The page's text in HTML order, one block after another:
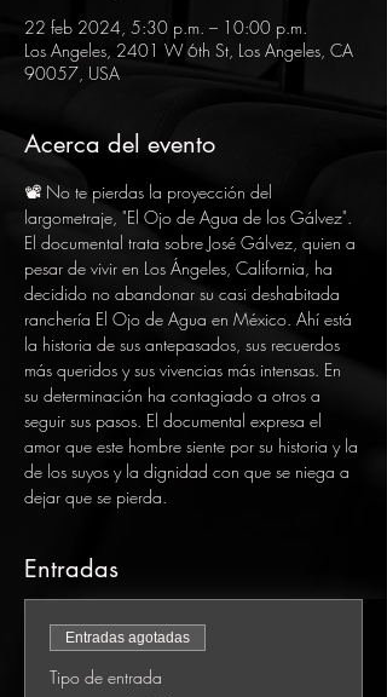
22 feb 2024, 5:30 p.m. – 10:00 p.m.
Los Angeles, 2401 W 6th St, Los Angeles, CA
90057, USA
Acerca del evento
📽️ No te pierdas la proyección del
largometraje, "El Ojo de Agua de los Gálvez".
El documental trata sobre José Gálvez, quien a
pesar de vivir en Los Ángeles, California, ha
decidido no abandonar su casi deshabitada
ranchería El Ojo de Agua en México. Ahí está
la historia de sus antepasados, sus recuerdos
más queridos y sus vivencias más intensas. En
su determinación ha contagiado a otros a
seguir sus pasos. El documental expresa el
amor que este hombre siente por su historia y la
de los suyos y la dignidad con que se niega a
dejar que se pierda.
Entradas
Entradas agotadas
Tipo de entrada